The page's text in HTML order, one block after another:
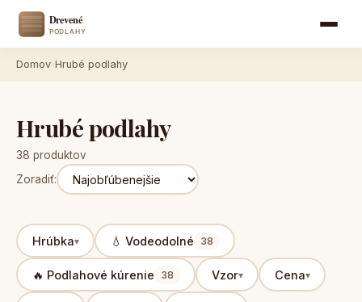
Domov Hrubé podlahy
Hrubé podlahy
38 produktov
Zoradiť:
Hrúbka 💧 Vodeodolné 38
🔥 Podlahové kúrenie 38 Vzor Cena